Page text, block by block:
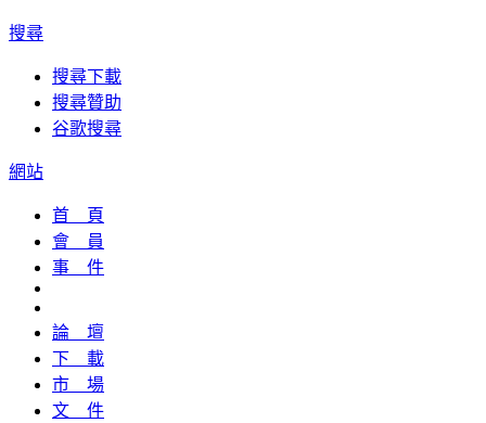
搜尋
搜尋下載
搜尋贊助
谷歌搜尋
網站
首 頁
會 員
事 件
論 壇
下 載
市 場
文 件